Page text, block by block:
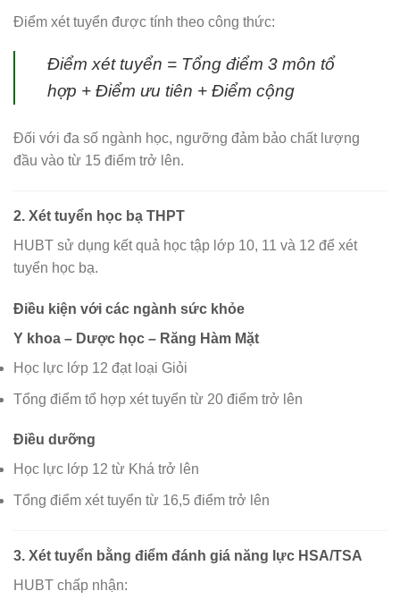
Điểm xét tuyển được tính theo công thức:
Điểm xét tuyển = Tổng điểm 3 môn tổ
hợp + Điểm ưu tiên + Điểm cộng
Đối với đa số ngành học, ngưỡng đảm bảo chất lượng
đầu vào từ 15 điểm trở lên.
2. Xét tuyển học bạ THPT
HUBT sử dụng kết quả học tập lớp 10, 11 và 12 để xét
tuyển học bạ.
Điều kiện với các ngành sức khỏe
Y khoa – Dược học – Răng Hàm Mặt
Học lực lớp 12 đạt loại Giỏi
Tổng điểm tổ hợp xét tuyển từ 20 điểm trở lên
Điều dưỡng
Học lực lớp 12 từ Khá trở lên
Tổng điểm xét tuyển từ 16,5 điểm trở lên
3. Xét tuyển bằng điểm đánh giá năng lực HSA/TSA
HUBT chấp nhận: